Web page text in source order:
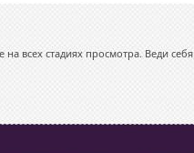
всех стадиях просмотра. Веди